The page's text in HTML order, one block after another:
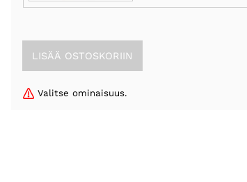
Valitse ominaisuus.